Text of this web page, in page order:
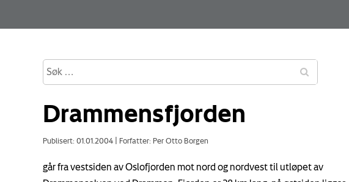
Drammensfjorden
Publisert: 01.01.2004 Forfatter: Per Otto Borgen
går fra vestsiden av Oslofjorden mot nord og nordvest til utløpet av